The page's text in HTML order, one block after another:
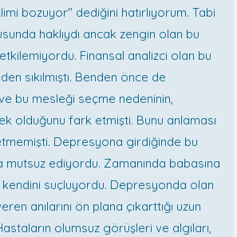
bozuyor" dediğini hatırlıyorum. Tabi
haklıydı ancak zengin olan bu
Finansal analizci olan bu
sıkılmıştı. Benden önce de
bu mesleği seçme nedeninin,
olduğunu fark etmişti. Bunu anlaması
Depresyona girdiğinde bu
ediyordu. Zamanında babasına
kendini suçluyordu. Depresyonda olan
anılarını ön plana çıkarttığı uzun
olumsuz görüşleri ve algıları,